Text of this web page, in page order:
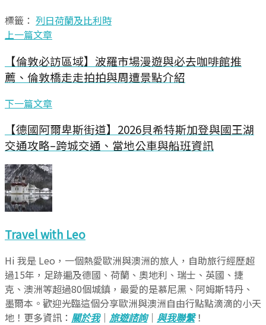
標籤： 列日荷蘭及比利時
上一篇文章
【倫敦必訪區域】波羅市場漫遊與必去咖啡館推
薦、倫敦橋走走拍拍與周遭景點介紹
下一篇文章
【德國阿爾卑斯街道】2026貝希特斯加登與國王湖
交通攻略–跨城交通、當地公車與船班資訊
Travel with Leo
Hi 我是 Leo，一個熱愛歐洲與澳洲的旅人，自助旅行經歷超
過15年，足跡遍及德國、荷蘭、奧地利、瑞士、英國、捷
克、澳洲等超過80個城鎮，最愛的是慕尼黑、阿姆斯特丹、
墨爾本。歡迎光臨這個分享歐洲與澳洲自由行點點滴滴的小天
地！更多資訊： 關於我｜ 旅遊諮詢｜ 與我聯繫！